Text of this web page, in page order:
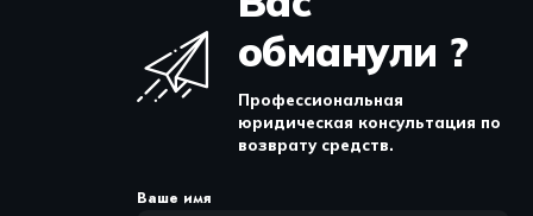
обманули ?
Профессиональная
юридическая консультация по
возврату средств.
Ваше имя